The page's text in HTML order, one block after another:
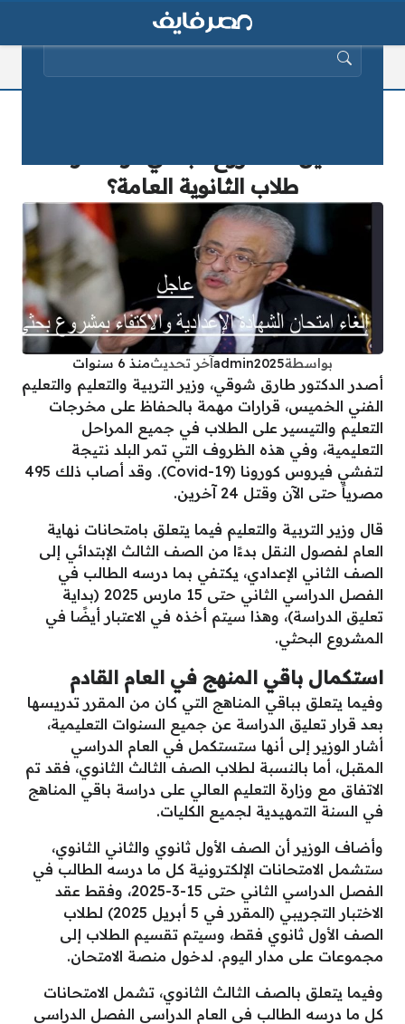
طلاب الثانوية العامة؟
بواسطةadmin2025آخر تحديثمنذ 6 سنوات
أصدر الدكتور طارق شوقي، وزير التربية والتعليم والتعليم
الفني الخميس، قرارات مهمة بالحفاظ على مخرجات
التعليم والتيسير على الطلاب في جميع المراحل
التعليمية، وفي هذه الظروف التي تمر البلد نتيجة
لتفشي فيروس كورونا (Covid-19). وقد أصاب ذلك 495
مصرياً حتى الآن وقتل 24 آخرين.
قال وزير التربية والتعليم فيما يتعلق بامتحانات نهاية
العام لفصول النقل بدءًا من الصف الثالث الإبتدائي إلى
الصف الثاني الإعدادي، يكتفي بما درسه الطالب في
الفصل الدراسي الثاني حتى 15 مارس 2025 (بداية
تعليق الدراسة)، وهذا سيتم أخذه في الاعتبار أيضًا في
المشروع البحثي.
استكمال باقي المنهج في العام القادم
وفيما يتعلق بباقي المناهج التي كان من المقرر تدريسها
بعد قرار تعليق الدراسة عن جميع السنوات التعليمية،
أشار الوزير إلى أنها ستستكمل في العام الدراسي
المقبل، أما بالنسبة لطلاب الصف الثالث الثانوي، فقد تم
الاتفاق مع وزارة التعليم العالي على دراسة باقي المناهج
في السنة التمهيدية لجميع الكليات.
وأضاف الوزير أن الصف الأول ثانوي والثاني الثانوي،
ستشمل الامتحانات الإلكترونية كل ما درسه الطالب في
الفصل الدراسي الثاني حتى 15-3-2025، وفقط عقد
الاختبار التجريبي (المقرر في 5 أبريل 2025) لطلاب
الصف الأول ثانوي فقط، وسيتم تقسيم الطلاب إلى
مجموعات على مدار اليوم. لدخول منصة الامتحان.
وفيما يتعلق بالصف الثالث الثانوي، تشمل الامتحانات
كل ما درسه الطالب في العام الدراسي الفصل الدراسي
البحث عن: